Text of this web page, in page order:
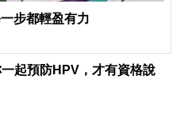
步都輕盈有力
起預防HPV，才有資格說